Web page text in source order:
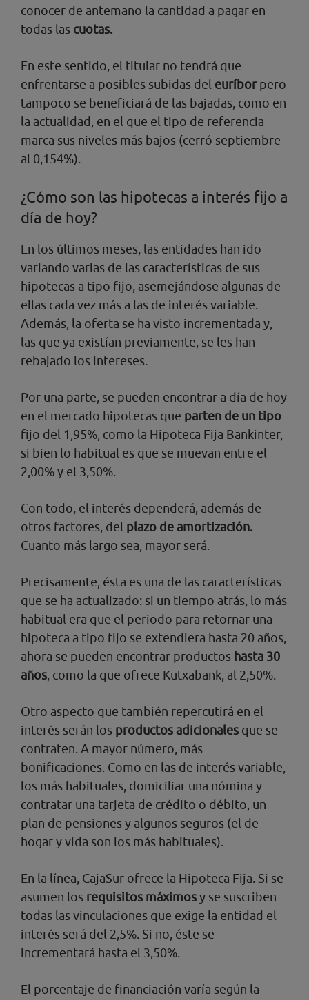
conocer de antemano la cantidad a pagar en
todas las cuotas.
En este sentido, el titular no tendrá que
enfrentarse a posibles subidas del euríborpero
tampoco se beneficiará de las bajadas, como en
la actualidad, en el que el tipo de referencia
marca sus niveles más bajos (cerró septiembre
al 0,154%).
¿Cómo son las hipotecas a interés fijo a
día de hoy?
En los últimos meses, las entidades han ido
variando varias de las características de sus
hipotecas a tipo fijo, asemejándose algunas de
ellas cada vez más a las de interés variable.
Además, la oferta se ha visto incrementada y,
las que ya existían previamente, se les han
rebajado los intereses.
Por una parte, se pueden encontrar a día de hoy
en el mercado hipotecas que parten de un tipo
fijo del 1,95%, como la Hipoteca Fija Bankinter,
si bien lo habitual es que se muevan entre el
2,00% y el 3,50%.
Con todo, el interés dependerá, además de
otros factores, del plazo de amortización.
Cuanto más largo sea, mayor será.
Precisamente, ésta es una de las características
que se ha actualizado: si un tiempo atrás, lo más
habitual era que el periodo para retornar una
hipoteca a tipo fijo se extendiera hasta 20 años,
ahora se pueden encontrar productos hasta 30
años, como la que ofrece Kutxabank, al 2,50%.
Otro aspecto que también repercutirá en el
interés serán los productos adicionales que se
contraten. A mayor número, más
bonificaciones. Como en las de interés variable,
los más habituales, domiciliar una nómina y
contratar una tarjeta de crédito o débito, un
plan de pensiones y algunos seguros (el de
hogar y vida son los más habituales).
En la línea, CajaSur ofrece la Hipoteca Fija. Si se
asumen los requisitos máximosy se suscriben
todas las vinculaciones que exige la entidad el
interés será del 2,5%. Si no, éste se
incrementará hasta el 3,50%.
El porcentaje de financiación varía según la